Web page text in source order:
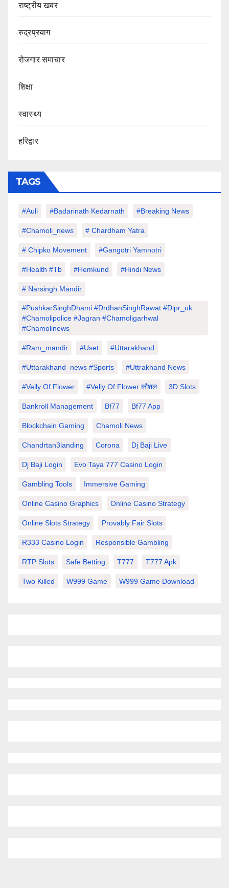
राष्ट्रीय खबर
रुद्रप्रयाग
रोजगार समाचार
शिक्षा
स्वास्थ्य
हरिद्वार
TAGS
#auli #Badarinath Kedarnath #Breaking News
#chamoli_news # Chardham Yatra
# Chipko Movement #Gangotri Yamnotri
#Health #tb #hemkund #hindi News
# Narsingh Mandir
#PushkarSinghDhami #drdhanSinghRawat #dipr_uk
#chamolipolice #Jagran #chamoligarhwal
#chamolinews
#Ram_mandir #uset #uttarakhand
#Uttarakhand_news #sports #Uttrakhand News
#velly Of Flower #velly Of Flower कौशल 3D Slots
Bankroll Management Bf77 Bf77 App
Blockchain Gaming Chamoli News
Chandrtan3landing Corona Dj Baji Live
Dj Baji Login Evo Taya 777 Casino Login
Gambling Tools Immersive Gaming
Online Casino Graphics Online Casino Strategy
Online Slots Strategy Provably Fair Slots
R333 Casino Login Responsible Gambling
RTP Slots Safe Betting T777 T777 Apk
Two Killed W999 Game W999 Game Download